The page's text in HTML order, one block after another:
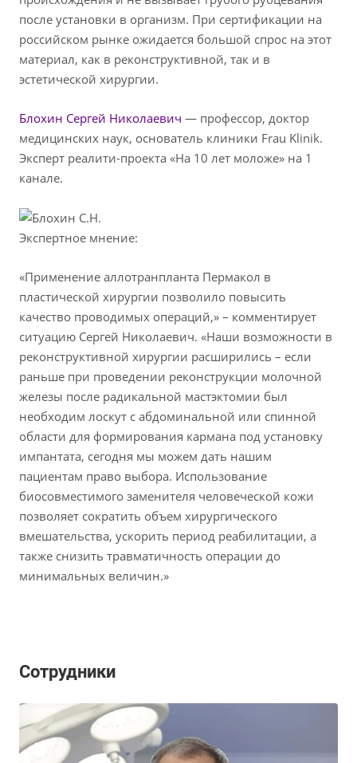
после установки в организм. При сертификации на
российском рынке ожидается большой спрос на этот
материал, как в реконструктивной, так и в
эстетической хирургии.
Блохин Сергей Николаевич — профессор, доктор
медицинских наук, основатель клиники Frau Klinik.
Эксперт реалити-проекта «На 10 лет моложе» на 1
канале.
Экспертное мнение:
«Применение аллотранпланта Пермакол в
пластической хирургии позволило повысить
качество проводимых операций,» – комментирует
ситуацию Сергей Николаевич. «Наши возможности в
реконструктивной хирургии расширились – если
раньше при проведении реконструкции молочной
железы после радикальной мастэктомии был
необходим лоскут с абдоминальной или спинной
области для формирования кармана под установку
импантата, сегодня мы можем дать нашим
пациентам право выбора. Использование
биосовместимого заменителя человеческой кожи
позволяет сократить объем хирургического
вмешательства, ускорить период реабилитации, а
также снизить травматичность операции до
минимальных величин.»
Сотрудники